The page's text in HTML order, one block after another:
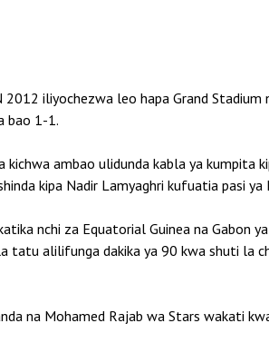
iliyochezwa leo hapa Grand Stadium
bao 1-1.
ambao ulidunda kabla ya kumpita
kipa Nadir Lamyaghri kufuatia pasi ya
nchi za Equatorial Guinea na Gabon
tatu alilifunga dakika ya 90 kwa shuti la
na Mohamed Rajab wa Stars wakati